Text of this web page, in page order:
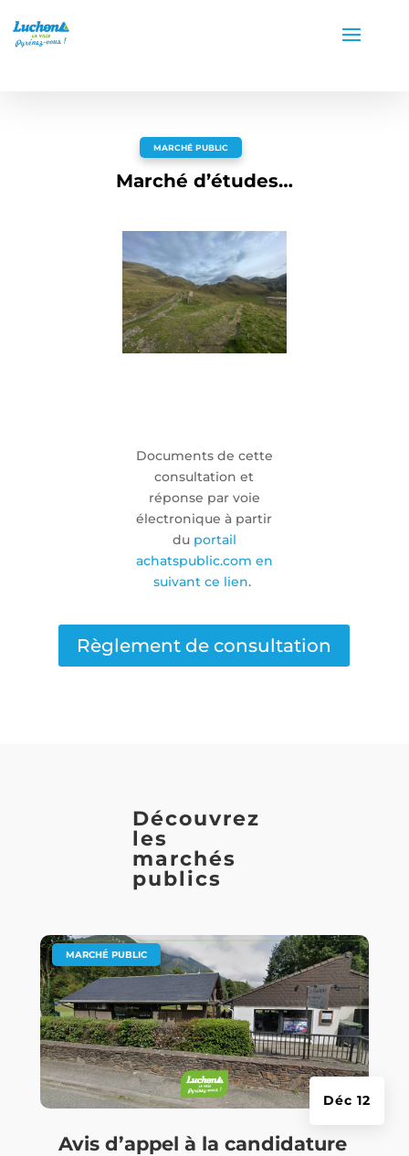
MARCHÉ PUBLIC
Marché d’études…
Documents de cette
consultation et
réponse par voie
électronique à partir
du portail
achatspublic.com en
suivant ce lien.
Règlement de consultation
Découvrez
les
marchés
publics
Avis d’appel à la candidature
Déc 12
MARCHÉ PUBLIC